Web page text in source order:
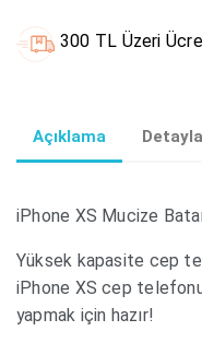
300 TL Üzeri
Açıklama
iPhone XS Mucize
Yüksek kapasite cep
iPhone XS cep
yapmak için hazır!